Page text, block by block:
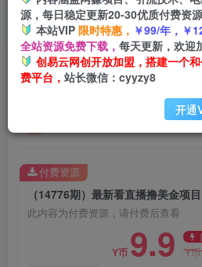
首页 创业课程 会员免费 正文
（14776期）最新看直播撸
入，单日可达1000+，可批量
此内容为付费资源，请付费后查看
Y币 9.9 Y币
付费资源
源，每日稳定更新20-30优质付费资
本站VIP 限时特惠， ￥99/年，￥
全站资源免费下载， 每天更新，欢迎
创易云网创开放加盟，搭建一个
费平台， 站长微信：cyyzy8
开通